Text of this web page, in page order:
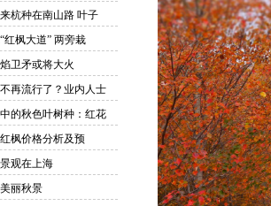
杭种在南山路 叶子
红枫大道” 两旁栽
卫矛或将大火
再流行了？业内人士
的秋色叶树种：红花
枫价格分析及预
观在上海
丽秋景